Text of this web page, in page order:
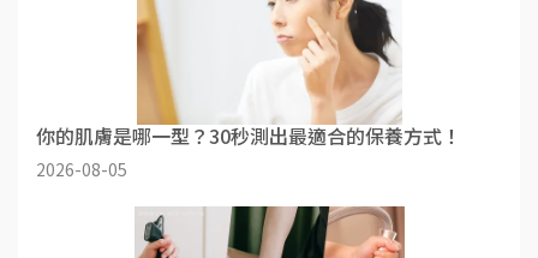
你的肌膚是哪一型？30秒測出最適合的保養方式！
2026-08-05